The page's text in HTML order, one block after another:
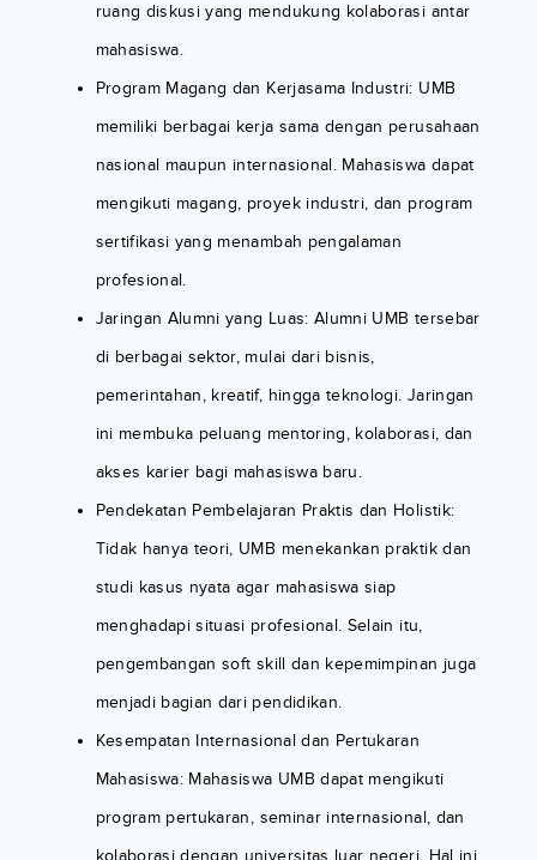
ruang diskusi yang mendukung kolaborasi antar
mahasiswa.
Program Magang dan Kerjasama Industri: UMB
memiliki berbagai kerja sama dengan perusahaan
nasional maupun internasional. Mahasiswa dapat
mengikuti magang, proyek industri, dan program
sertifikasi yang menambah pengalaman
profesional.
Jaringan Alumni yang Luas: Alumni UMB tersebar
di berbagai sektor, mulai dari bisnis,
pemerintahan, kreatif, hingga teknologi. Jaringan
ini membuka peluang mentoring, kolaborasi, dan
akses karier bagi mahasiswa baru.
Pendekatan Pembelajaran Praktis dan Holistik:
Tidak hanya teori, UMB menekankan praktik dan
studi kasus nyata agar mahasiswa siap
menghadapi situasi profesional. Selain itu,
pengembangan soft skill dan kepemimpinan juga
menjadi bagian dari pendidikan.
Kesempatan Internasional dan Pertukaran
Mahasiswa: Mahasiswa UMB dapat mengikuti
program pertukaran, seminar internasional, dan